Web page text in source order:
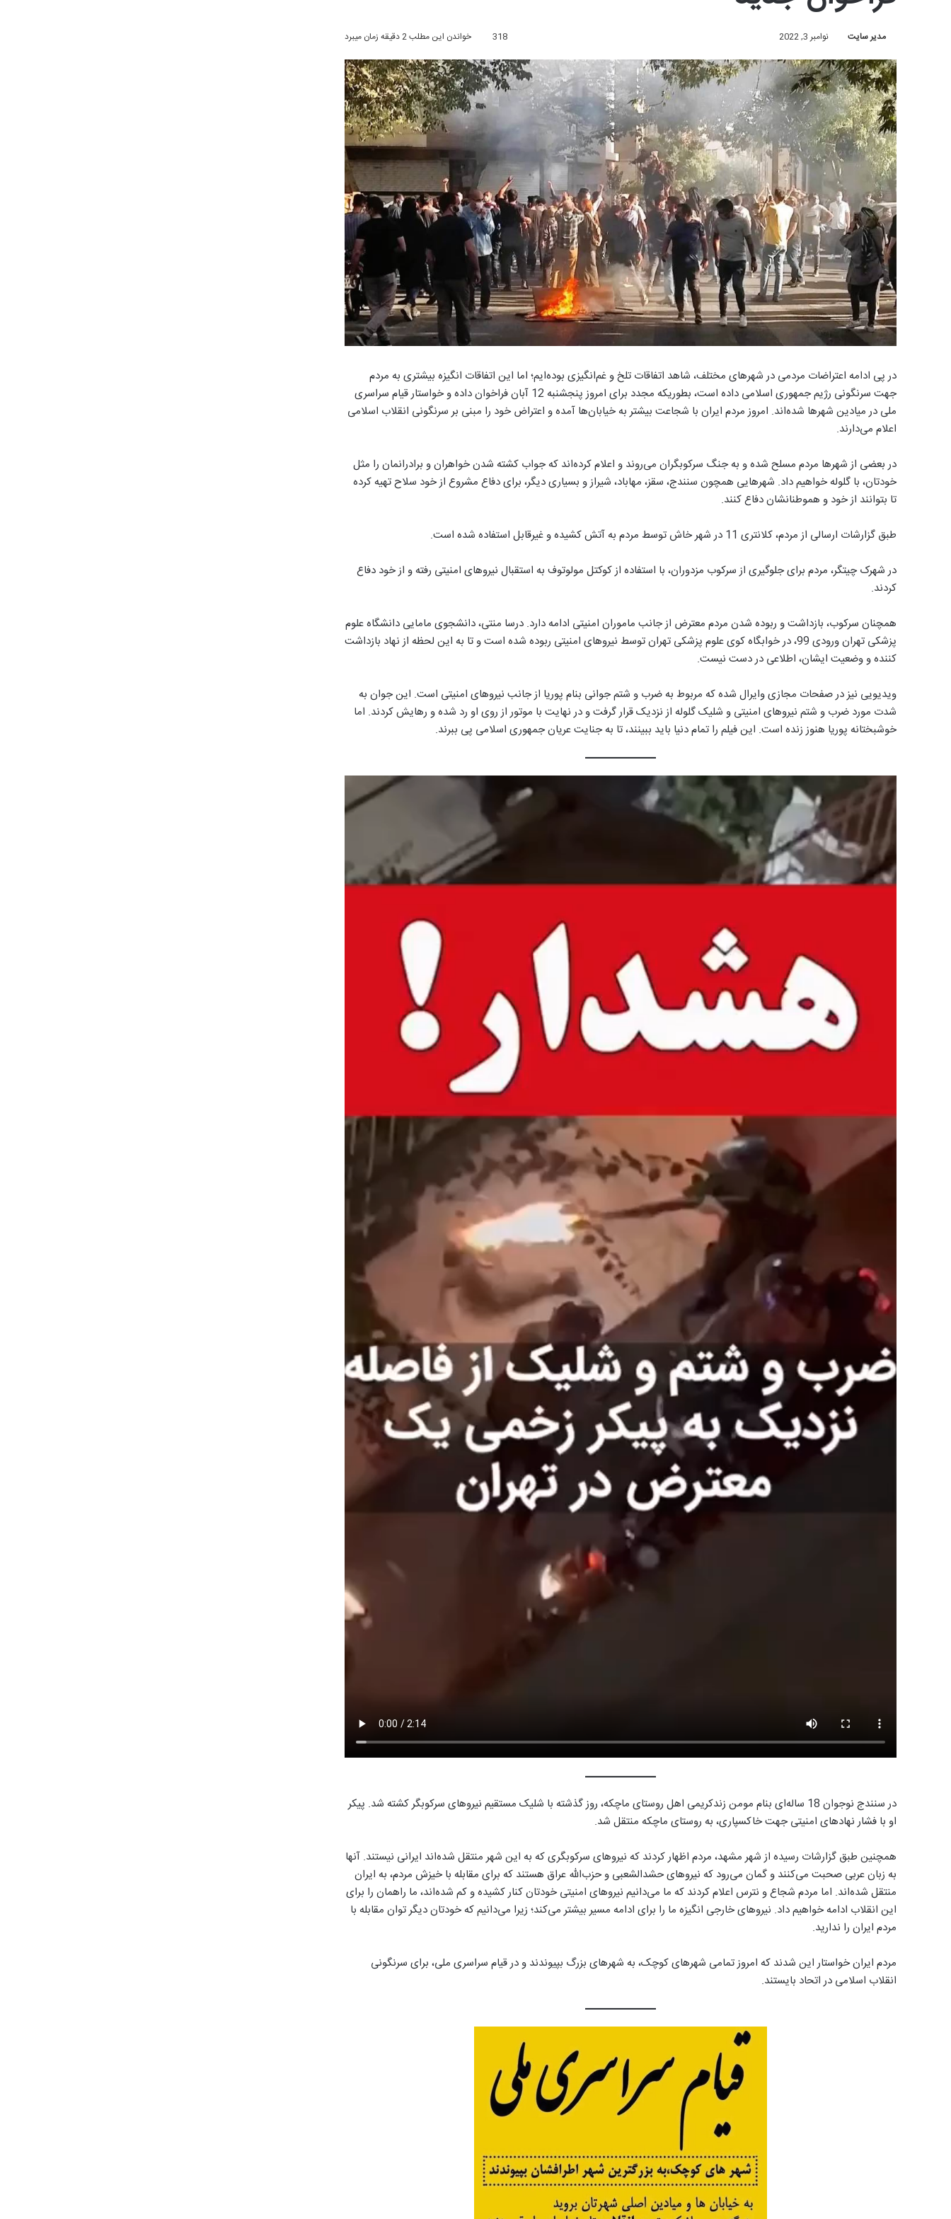
مدیر سایت نوامبر 3, 2022 318 خواندن این مطلب 2 دقیقه زمان میبرد
در پی ادامه اعتراضات مردمی در شهرهای مختلف، شاهد اتفاقات تلخ و غم‌انگیزی بوده‌ایم؛ اما این اتفاقات انگیزه بیشتری به مردم
جهت سرنگونی رژیم جمهوری اسلامی داده است، بطوریکه مجدد برای امروز پنجشنبه 12 آبان فراخوان داده و خواستار قیام سراسری
ملی در میادین شهرها شده‌اند. امروز مردم ایران با شجاعت بیشتر به خیابان‌ها آمده و اعتراض خود را مبنی بر سرنگونی انقلاب اسلامی
اعلام می‌دارند.
در بعضی از شهرها مردم مسلح شده و به جنگ سرکوبگران می‌روند و اعلام کرده‌اند که جواب کشته شدن خواهران و برادرانمان را مثل
خودتان، با گلوله خواهیم داد. شهرهایی همچون سنندج، سقز، مهاباد، شیراز و بسیاری دیگر، برای دفاع مشروع از خود سلاح تهیه کرده‌
تا بتوانند از خود و هموطنانشان دفاع کنند.
طبق گزارشات ارسالی از مردم، کلانتری 11 در شهر خاش توسط مردم به آتش کشیده و غیرقابل استفاده شده است.
در شهرک چیتگر، مردم برای جلوگیری از سرکوب مزدوران، با استفاده از کوکتل مولوتوف به استقبال نیروهای امنیتی رفته و از خود دفاع
کردند.
همچنان سرکوب، بازداشت و ربوده شدن مردم معترض از جانب ماموران امنیتی ادامه دارد. درسا منتی، دانشجوی مامایی دانشگاه علوم
پزشکی تهران ورودی 99، در خوابگاه کوی علوم پزشکی تهران توسط نیروهای امنیتی ربوده شده است و تا به این لحظه از نهاد بازداشت
کننده و وضعیت ایشان، اطلاعی در دست نیست.
ویدیویی نیز در صفحات مجازی وایرال شده که مربوط به ضرب و شتم جوانی بنام پوریا از جانب نیروهای امنیتی است. این جوان به
شدت مورد ضرب و شتم نیروهای امنیتی و شلیک گلوله از نزدیک قرار گرفت و در نهایت با موتور از روی او رد شده و رهایش کردند. اما
خوشبختانه پوریا هنوز زنده است. این فیلم را تمام دنیا باید ببینند، تا به جنایت عریان جمهوری اسلامی پی ببرند.
در سنندج نوجوان 18 ساله‌ای بنام مومن زندکریمی اهل روستای ماچکه، روز گذشته با شلیک مستقیم نیروهای سرکوبگر کشته شد. پیکر
او با فشار نهادهای امنیتی جهت خاکسپاری، به روستای ماچکه منتقل شد.
همچنین طبق گزارشات رسیده از شهر مشهد، مردم اظهار کردند که نیروهای سرکوبگری که به این شهر منتقل شده‌اند ایرانی نیستند. آنها
به زبان عربی صحبت می‌کنند و گمان می‌رود که نیروهای حشدالشعبی و حزب‌الله عراق هستند که برای مقابله با خیزش مردم، به ایران
منتقل شده‌اند. اما مردم شجاع و نترس اعلام کردند که ما می‌دانیم نیروهای امنیتی خودتان کنار کشیده و کم شده‌اند، ما راهمان را برای
این انقلاب ادامه خواهیم داد. نیروهای خارجی انگیزه ما را برای ادامه مسیر بیشتر می‌کند؛ زیرا می‌دانیم که خودتان دیگر توان مقابله با
مردم ایران را ندارید.
مردم ایران خواستار این شدند که امروز تمامی شهرهای کوچک، به شهرهای بزرگ بپیوندند و در قیام سراسری ملی، برای سرنگونی
انقلاب اسلامی در اتحاد بایستند.